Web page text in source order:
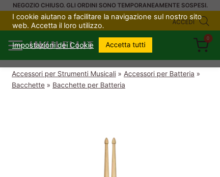
SaltaNEGOZIO CHIUSO. GLI ORDINI SONO TEMPORANEAMENTE SOSPESI.
ACCEDI
UKULELI.IT
0
Accessori per Strumenti Musicali » Accessori per Batteria »
Bacchette » Bacchette per Batteria
I cookie aiutano a facilitare la navigazione sul nostro sito
web. Accetta il loro utilizzo.
Impostazioni dei Cookie Accetta tutti